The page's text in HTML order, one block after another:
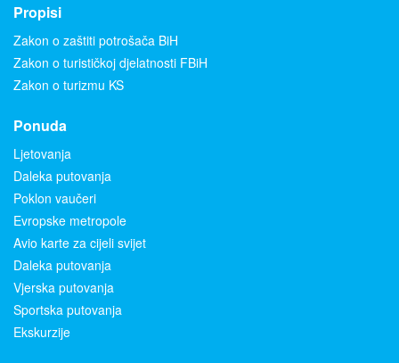
Propisi
Zakon o zaštiti potrošača BiH
Zakon o turističkoj djelatnosti FBiH
Zakon o turizmu KS
Ponuda
Ljetovanja
Daleka putovanja
Poklon vaučeri
Evropske metropole
Avio karte za cijeli svijet
Daleka putovanja
Vjerska putovanja
Sportska putovanja
Ekskurzije